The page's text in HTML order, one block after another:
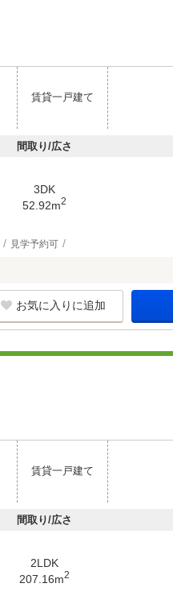
賃貸一戸建て
間取り/広さ
3DK
52.92m2
見学予約可
お気に入りに追加
賃貸一戸建て
間取り/広さ
2LDK
207.16m2